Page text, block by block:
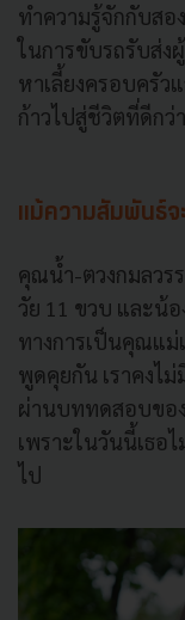
ทำความรู้จักกับสอ
ในการขับรถรับส่ง
หาเลี้ยงครอบครัว
ก้าวไปสู่ชีวิตที่ดีกว่า
แม้ความสัมพันธ์จ
คุณน้ำ-ตวงกมลวร
วัย 11 ขวบ และน้
ทางการเป็นคุณแม่
พูดคุยกัน เราคงไม่
ผ่านบททดสอบขอ
เพราะในวันนี้เธอ
ไป